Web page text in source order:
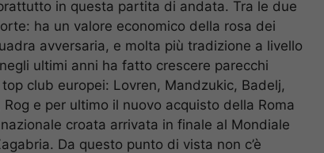
in questa partita di andata. Tra le due
ha un valore economico della rosa dei
avversaria, e molta più tradizione a livello
ultimi anni ha fatto crescere parecchi
club europei: Lovren, Mandzukic, Badelj,
e per ultimo il nuovo acquisto della Roma
croata arrivata in finale al Mondiale
Da questo punto di vista non c’è